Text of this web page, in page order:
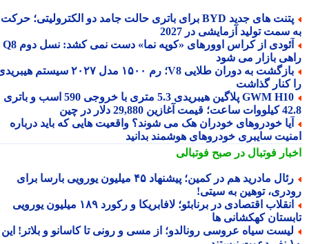
پتنت های جدید BYD برای باتری حالت جامد دو الکترولیتی؛ حرکت
سمت تولید آزمایشی در 2027
آئودی از کراس اوورهای «کوپه نما» دست نمی کشد: نسل دوم Q8
بازار می شود
بازگشت به دوران طلایی V8؛ رم ۱۵۰۰ مدل ۲۰۲۷ سیستم هیبریدی
کنار گذاشت
GWM H10 پلاگین هیبریدی 5.3 متری با خروجی 590 اسب و باتری
29,880 دلار در چین
خودروهای خودران هک می شوند؟ واقعیت هایی که باید درباره
سایبری خودروهای هوشمند بدانید
فوتبال در صبح فوتبالی
رئال مادرید هم در کمین؛ پیشنهاد ۴۵ میلیون یورویی بارسا برای
توهین به سیتی!
انقلاب اقتصادی در برنابئو؛ لافابریکا و رکورد ۱۸۹ میلیون یورویی
کهکشانی ها
سیاه عروسی رونالدو؛ از مسی و رونی تا کاسانو و بلاتر! این